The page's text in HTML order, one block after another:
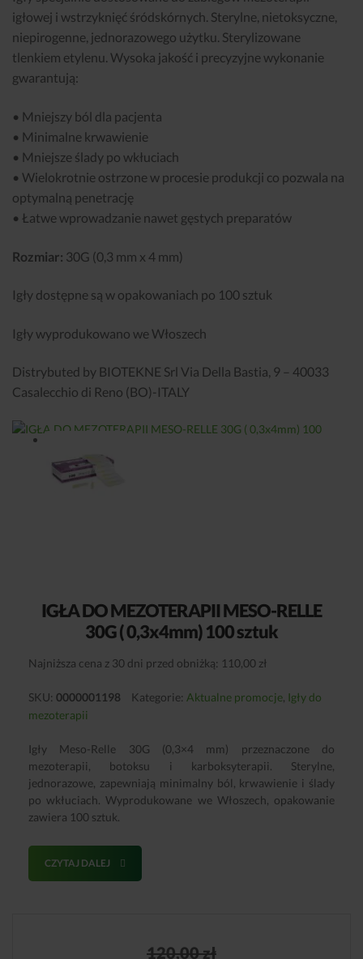
igłowej i wstrzyknięć śródskórnych. Sterylne, nietoksyczne,
niepirogenne, jednorazowego użytku. Sterylizowane
tlenkiem etylenu. Wysoka jakość i precyzyjne wykonanie
gwarantują:
• Mniejszy ból dla pacjenta
• Minimalne krwawienie
• Mniejsze ślady po wkłuciach
• Wielokrotnie ostrzone w procesie produkcji co pozwala na
optymalną penetrację
• Łatwe wprowadzanie nawet gęstych preparatów
Rozmiar: 30G (0,3 mm x 4 mm)
Igły dostępne są w opakowaniach po 100 sztuk
Igły wyprodukowano we Włoszech
Distrybuted by BIOTEKNE Srl Via Della Bastia, 9 – 40033
Casalecchio di Reno (BO)-ITALY
IGŁA DO MEZOTERAPII MESO-RELLE
30G ( 0,3x4mm) 100 sztuk
Najniższa cena z 30 dni przed obniżką: 110,00 zł
SKU: 0000001198 Kategorie: Aktualne promocje Igły do
mezoterapii
Igły Meso-Relle 30G (0,3×4 mm) przeznaczone do
mezoterapii, botoksu i karboksyterapii. Sterylne,
jednorazowe, zapewniają minimalny ból, krwawienie i ślady
po wkłuciach. Wyprodukowane we Włoszech, opakowanie
zawiera 100 sztuk.
CZYTAJ DALEJ
120,00zł